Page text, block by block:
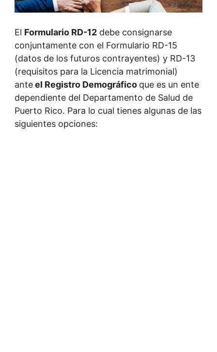
El Formulario RD-12 debe consignarse
conjuntamente con el Formulario RD-15
(datos de los futuros contrayentes) y RD-13
(requisitos para la Licencia matrimonial)
anteel Registro Demográfico que es un ente
dependiente del Departamento de Salud de
Puerto Rico. Para lo cual tienes algunas de las
siguientes opciones: